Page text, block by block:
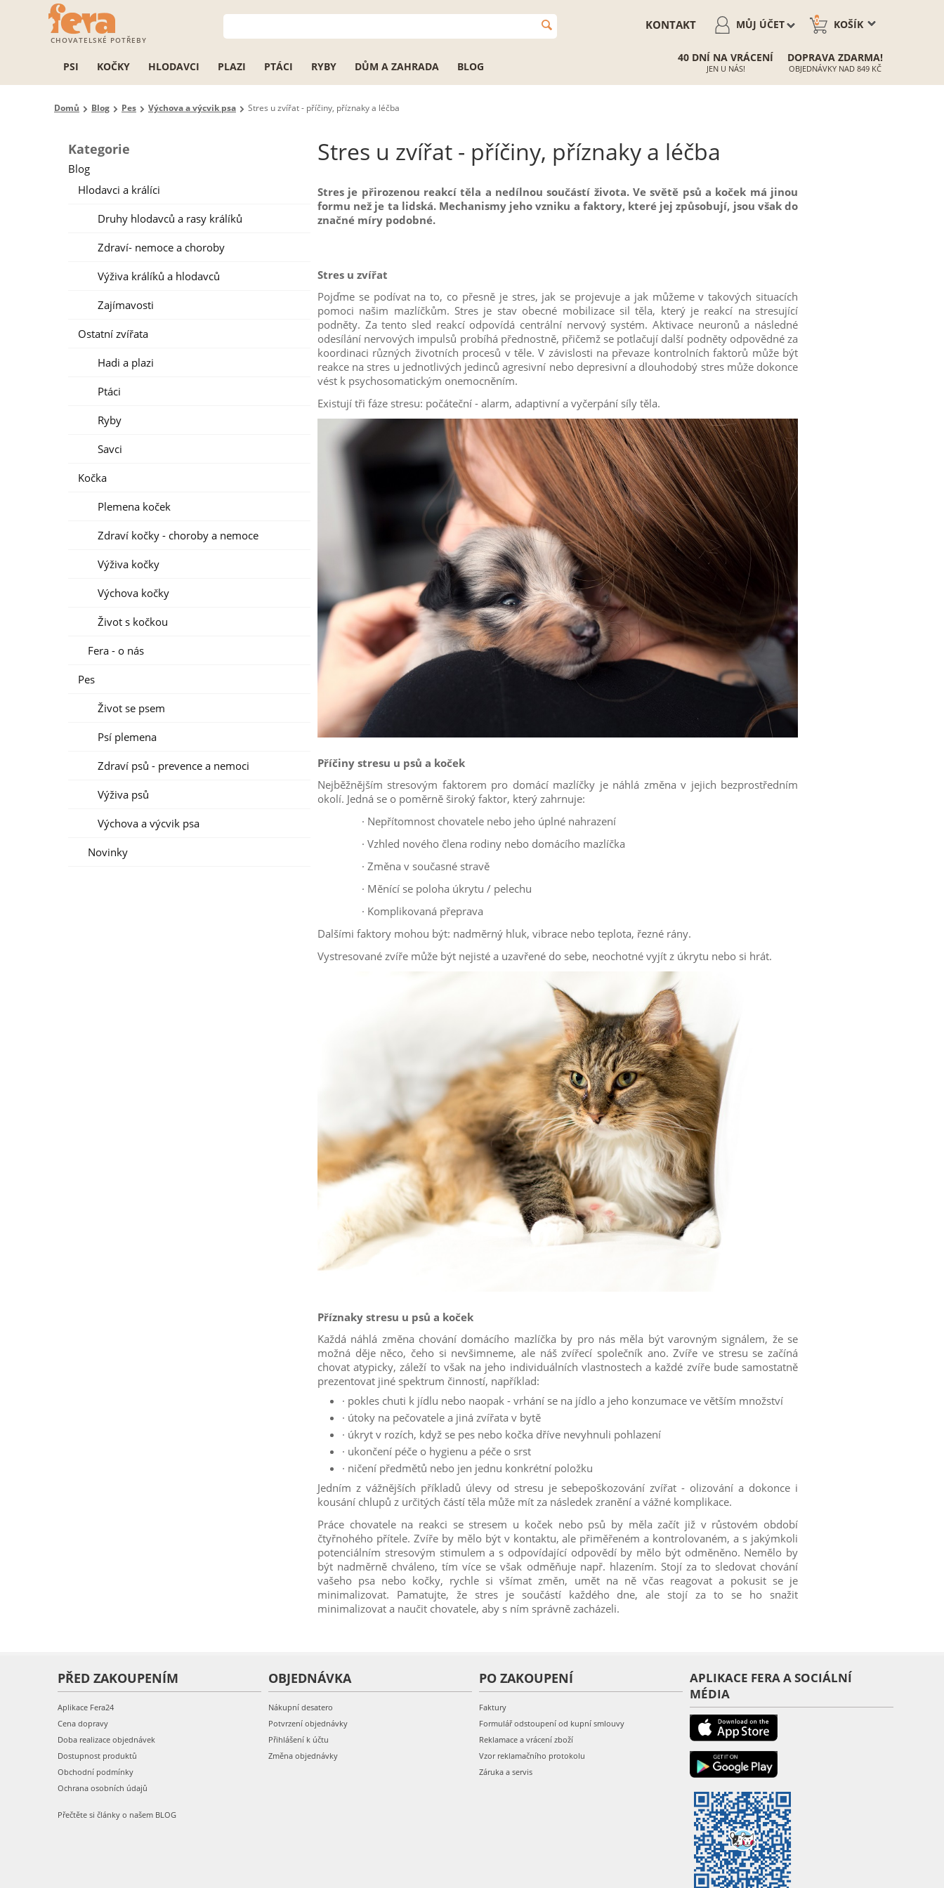
CHOVATELSKÉ POTŘEBY
KOŠÍK
0
MŮJ ÚČET
KONTAKT
PSI KOČKY HLODAVCI PLAZI PTÁCI RYBY DŮM A ZAHRADA BLOG
40 DNÍ NA VRÁCENÍ
JEN U NÁS!
DOPRAVA ZDARMA!
OBJEDNÁVKY NAD 849 KČ
Domů Blog Pes Výchova a výcvik psa Stres u zvířat - příčiny, příznaky a léčba
Kategorie
Blog
Hlodavci a králíci
Druhy hlodavců a rasy králíků
Zdraví- nemoce a choroby
Výživa králíků a hlodavců
Zajímavosti
Ostatní zvířata
Hadi a plazi
Ptáci
Ryby
Savci
Kočka
Plemena koček
Zdraví kočky - choroby a nemoce
Výživa kočky
Výchova kočky
Život s kočkou
Fera - o nás
Pes
Život se psem
Psí plemena
Zdraví psů - prevence a nemoci
Výživa psů
Výchova a výcvik psa
Novinky
Stres u zvířat - příčiny, příznaky a léčba
Stres je přirozenou reakcí těla a nedílnou součástí života. Vesvětě psů a koček má jinou
formu než je ta lidská. Mechanismy jeho vzniku a faktory, které jej způsobují, jsou však do
značné míry podobné.
Stres u zvířat
Pojďme se podívat na to, co přesně je stres, jak se projevuje a jak můžeme v takových situacích
pomoci našim mazlíčkům. Stres je stav obecné mobilizace sil těla, který je reakcí na stresující
podněty. Za tento sled reakcí odpovídá centrální nervový systém. Aktivace neuronů a následné
odesílání nervových impulsů probíhá přednostně, přičemž se potlačují další podněty odpovědné za
koordinaci různých životních procesů v těle. V závislosti na převaze kontrolních faktorů může být
reakce na stres u jednotlivých jedinců agresivní nebo depresivní a dlouhodobý stres může dokonce
vést k psychosomatickým onemocněním.
Existují tři fáze stresu: počáteční - alarm, adaptivní a vyčerpání síly těla.
Příčiny stresu u psů a koček
Nejběžnějším stresovým faktorem pro domácí mazlíčky je náhlá změna v jejich bezprostředním
okolí. Jedná se o poměrně široký faktor, který zahrnuje:
· Nepřítomnost chovatele nebo jeho úplné nahrazení
· Vzhled nového člena rodiny nebo domácího mazlíčka
· Změna v současné stravě
· Měnící se poloha úkrytu / pelechu
· Komplikovaná přeprava
Dalšími faktory mohou být: nadměrný hluk, vibrace nebo teplota, řezné rány.
Vystresované zvíře může být nejisté a uzavřené do sebe, neochotné vyjít z úkrytu nebo si hrát.
Příznaky stresu u psů a koček
Každá náhlá změna chování domácího mazlíčka by pro nás měla být varovným signálem, že se
možná děje něco, čeho si nevšimneme, ale náš zvířecí společník ano. Zvíře ve stresu se začíná
chovat atypicky, záleží to však na jeho individuálních vlastnostech a každé zvíře bude samostatně
prezentovat jiné spektrum činností, například:
· pokles chuti k jídlu nebo naopak - vrhání se na jídlo a jeho konzumace ve větším množství
· útoky na pečovatele a jiná zvířata v bytě
· úkryt v rozích, když se pes nebo kočka dříve nevyhnuli pohlazení
· ukončení péče o hygienu a péče o srst
· ničení předmětů nebo jen jednu konkrétní položku
Jedním z vážnějších příkladů úlevy od stresu je sebepoškozování zvířat - olizování a dokonce i
kousání chlupů z určitých částí těla může mít za následek zranění a vážné komplikace.
Práce chovatele na reakci se stresem u koček nebo psů by měla začít již v růstovém období
čtyřnohého přítele. Zvíře by mělo být v kontaktu, ale přiměřeném a kontrolovaném, a s jakýmkoli
potenciálním stresovým stimulem a s odpovídající odpovědí by mělo být odměněno. Nemělo by
být nadměrně chváleno, tím více se však odměňuje např. hlazením. Stojí za to sledovat chování
vašeho psa nebo kočky, rychle si všímat změn, umět na ně včas reagovat a pokusit se je
minimalizovat. Pamatujte, že stres je součástí každého dne, ale stojí za to se ho snažit
minimalizovat a naučit chovatele, aby s ním správně zacházeli.
PŘED ZAKOUPENÍM
Aplikace Fera24
Cena dopravy
Doba realizace objednávek
Dostupnost produktů
Obchodní podmínky
Ochrana osobních údajů
Přečtěte si články o našem BLOG
OBJEDNÁVKA
Nákupní desatero
Potvrzení objednávky
Přihlášení k účtu
Změna objednávky
PO ZAKOUPENÍ
Faktury
Formulář odstoupení od kupní smlouvy
Reklamace a vrácení zboží
Vzor reklamačního protokolu
Záruka a servis
APLIKACE FERA A SOCIÁLNÍ
MÉDIA